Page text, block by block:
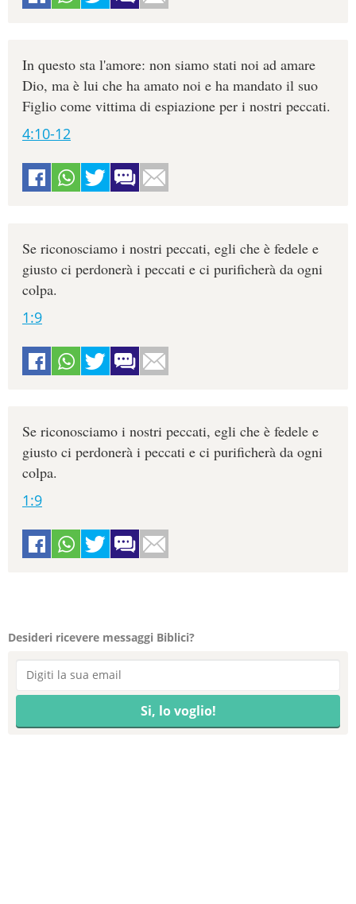
In questo sta l'amore: non siamo stati noi ad amare
Dio, ma è lui che ha amato noi e ha mandato il suo
Figlio come vittima di espiazione per i nostri peccati.
4:10-12
Se riconosciamo i nostri peccati, egli che è fedele e
giusto ci perdonerà i peccati e ci purificherà da ogni
colpa.
1:9
Se riconosciamo i nostri peccati, egli che è fedele e
giusto ci perdonerà i peccati e ci purificherà da ogni
colpa.
1:9
Desideri ricevere messaggi Biblici?